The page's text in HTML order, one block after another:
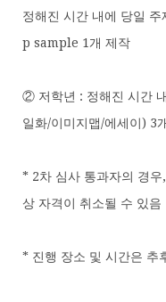
정해진 시간 내에 당일
p sample 1개 제작
② 저학년 : 정해진 시간
일화/이미지맵/에세이) 3
* 2차 심사 통과자의 경
상 자격이 취소될 수 있음
* 진행 장소 및 시간은 추